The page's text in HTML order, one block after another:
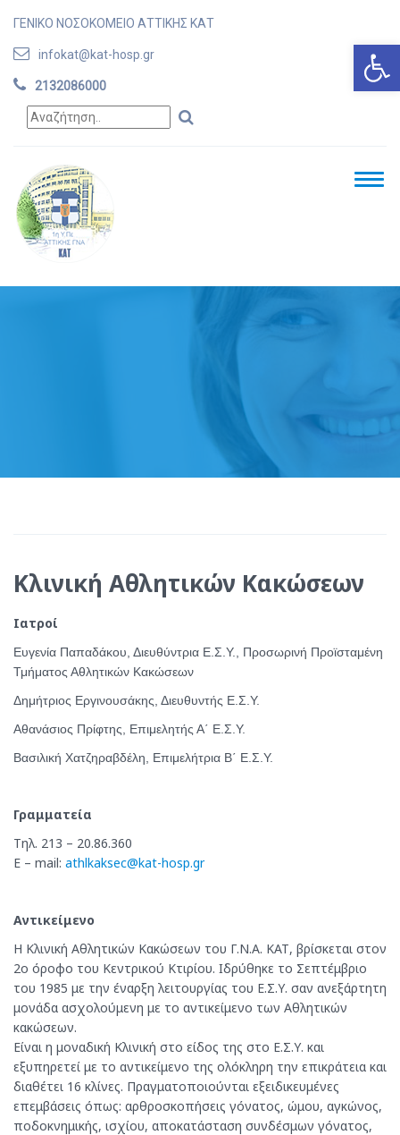
ΓΕΝΙΚΟ ΝΟΣΟΚΟΜΕΙΟ ΑΤΤΙΚΗΣ ΚΑΤ
infokat@kat-hosp.gr
2132086000
Κλινική Αθλητικών Κακώσεων
Ιατροί
Ευγενία Παπαδάκου, Διευθύντρια Ε.Σ.Υ., Προσωρινή Προϊσταμένη
Τμήματος Αθλητικών Κακώσεων
Δημήτριος Εργινουσάκης, Διευθυντής Ε.Σ.Υ.
Αθανάσιος Πρίφτης, Επιμελητής Α΄ Ε.Σ.Υ.
Βασιλική Χατζηραβδέλη, Επιμελήτρια Β΄ Ε.Σ.Υ.
Γραμματεία
Τηλ. 213 – 20.86.360
E – mail: athlkaksec@kat-hosp.gr
Αντικείμενο
Η Κλινική Αθλητικών Κακώσεων του Γ.Ν.Α. ΚΑΤ, βρίσκεται στον
2ο όροφο του Κεντρικού Κτιρίου. Ιδρύθηκε το Σεπτέμβριο
του 1985 με την έναρξη λειτουργίας του Ε.Σ.Υ. σαν ανεξάρτητη
μονάδα ασχολούμενη με το αντικείμενο των Αθλητικών
κακώσεων.
Είναι η μοναδική Κλινική στο είδος της στο Ε.Σ.Υ. και
εξυπηρετεί με το αντικείμενο της ολόκληρη την επικράτεια και
διαθέτει 16 κλίνες. Πραγματοποιούνται εξειδικευμένες
επεμβάσεις όπως: αρθροσκοπήσεις γόνατος, ώμου, αγκώνος,
ποδοκνημικής, ισχίου, αποκατάσταση συνδέσμων γόνατος,